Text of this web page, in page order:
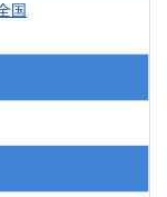
国